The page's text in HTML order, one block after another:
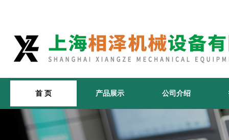
首 页 产品展示 公司介绍